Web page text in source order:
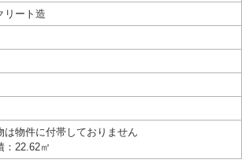
リート造
は物件に付帯しておりません
：22.62㎡